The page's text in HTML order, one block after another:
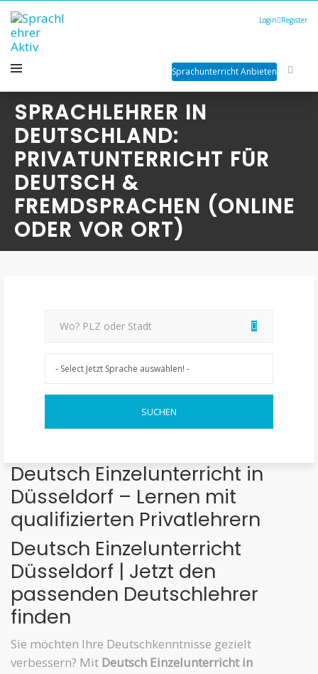
Login Register
Sprachunterricht Anbieten
SPRACHLEHRER IN
DEUTSCHLAND:
PRIVATUNTERRICHT FÜR
DEUTSCH &
FREMDSPRACHEN (ONLINE
ODER VOR ORT)
Deutsch Einzelunterricht in
Düsseldorf – Lernen mit
qualifizierten Privatlehrern
Deutsch Einzelunterricht
Düsseldorf | Jetzt den
passenden Deutschlehrer
finden
Sie möchten Ihre Deutschkenntnisse gezielt
verbessern? Mit Deutsch Einzelunterricht in